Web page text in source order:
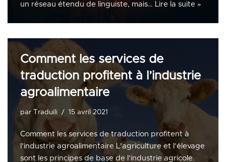
un réseau étendu de linguiste, mais… Lire la suite »
Comment les services de
traduction profitent à l’industrie
agroalimentaire
par Traduili 15 avril 2021
Comment les services de traduction profitent à
l’industrie agroalimentaire L’agriculture et l’élevage
sont les principes de base de l’industrie agricole.